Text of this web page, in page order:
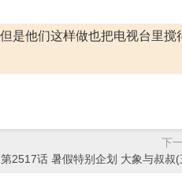
是他们这样做也把电视台里搅
下
2517话 暑假特别企划 大象与叔叔(